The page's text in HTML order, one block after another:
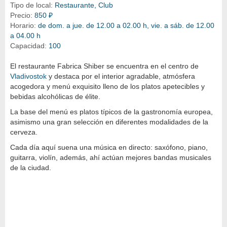
Tipo de local: Restaurante, Club
Precio: 850 ₽
Horario: de dom. a jue. de 12.00 a 02.00 h, vie. a sáb. de 12.00
a 04.00 h
Capacidad: 100
El restaurante Fabrica Shiber se encuentra en el centro de
Vladivostok y destaca por el interior agradable, atmósfera
acogedora y menú exquisito lleno de los platos apetecibles y
bebidas alcohólicas de élite.
La base del menú es platos típicos de la gastronomía europea,
asimismo una gran selección en diferentes modalidades de la
cerveza.
Cada día aquí suena una música en directo: saxófono, piano,
guitarra, violín, además, ahí actúan mejores bandas musicales
de la ciudad.